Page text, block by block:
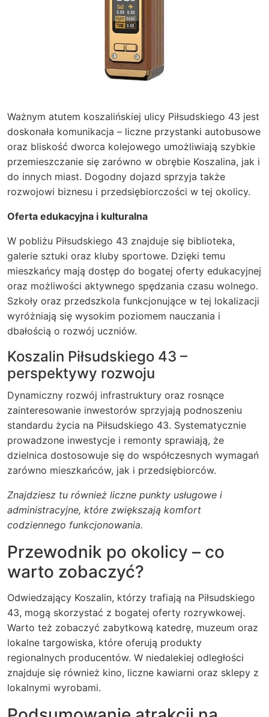
Ważnym atutem koszalińskiej ulicy Piłsudskiego 43 jest
doskonała komunikacja – liczne przystanki autobusowe
oraz bliskość dworca kolejowego umożliwiają szybkie
przemieszczanie się zarówno w obrębie Koszalina, jak i
do innych miast. Dogodny dojazd sprzyja także
rozwojowi biznesu i przedsiębiorczości w tej okolicy.
Oferta edukacyjna i kulturalna
W pobliżu Piłsudskiego 43 znajduje się biblioteka,
galerie sztuki oraz kluby sportowe. Dzięki temu
mieszkańcy mają dostęp do bogatej oferty edukacyjnej
oraz możliwości aktywnego spędzania czasu wolnego.
Szkoły oraz przedszkola funkcjonujące w tej lokalizacji
wyróżniają się wysokim poziomem nauczania i
dbałością o rozwój uczniów.
Koszalin Piłsudskiego 43 –
perspektywy rozwoju
Dynamiczny rozwój infrastruktury oraz rosnące
zainteresowanie inwestorów sprzyjają podnoszeniu
standardu życia na Piłsudskiego 43. Systematycznie
prowadzone inwestycje i remonty sprawiają, że
dzielnica dostosowuje się do współczesnych wymagań
zarówno mieszkańców, jak i przedsiębiorców.
Znajdziesz tu również liczne punkty usługowe i
administracyjne, które zwiększają komfort
codziennego funkcjonowania.
Przewodnik po okolicy – co
warto zobaczyć?
Odwiedzający Koszalin, którzy trafiają na Piłsudskiego
43, mogą skorzystać z bogatej oferty rozrywkowej.
Warto też zobaczyć zabytkową katedrę, muzeum oraz
lokalne targowiska, które oferują produkty
regionalnych producentów. W niedalekiej odległości
znajduje się również kino, liczne kawiarni oraz sklepy z
lokalnymi wyrobami.